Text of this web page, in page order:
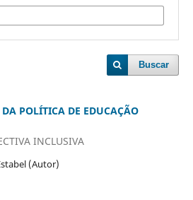
Buscar
POLÍTICA DE EDUCAÇÃO
INCLUSIVA
(Autor)